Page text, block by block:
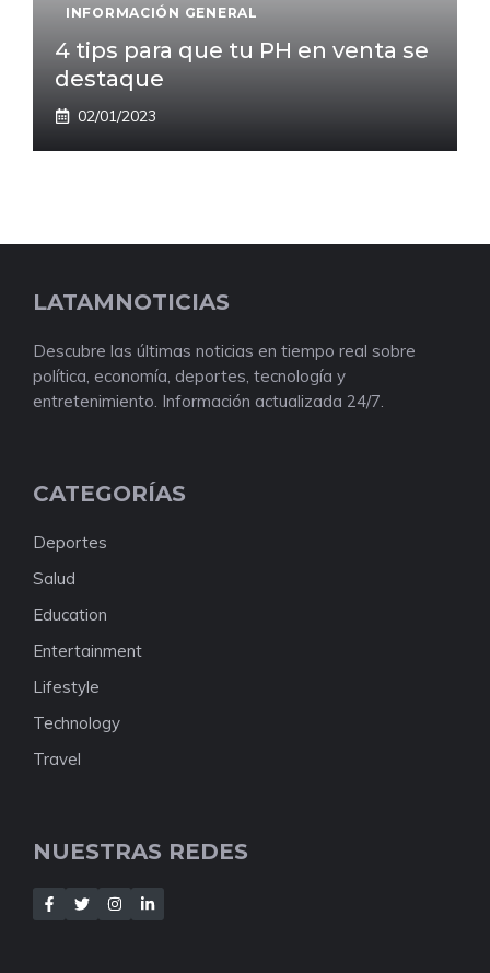
INFORMACIÓN GENERAL
4 tips para que tu PH en venta se
destaque
02/01/2023
LATAMNOTICIAS
Descubre las últimas noticias en tiempo real sobre
política, economía, deportes, tecnología y
entretenimiento. Información actualizada 24/7.
CATEGORÍAS
Deportes
Salud
Education
Entertainment
Lifestyle
Technology
Travel
NUESTRAS REDES